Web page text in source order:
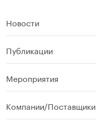
Новости
Публикации
Мероприятия
Компании/Поставщики